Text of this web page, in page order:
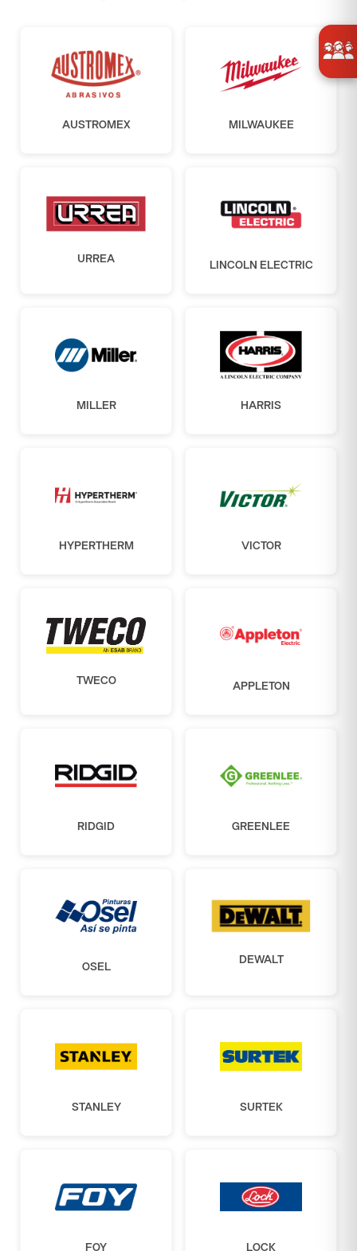
AUSTROMEX MILWAUKEE
URREA LINCOLN ELECTRIC
MILLER HARRIS
HYPERTHERM VICTOR
TWECO APPLETON
RIDGID GREENLEE
OSEL
DEWALT
STANLEY SURTEK
FOY LOCK